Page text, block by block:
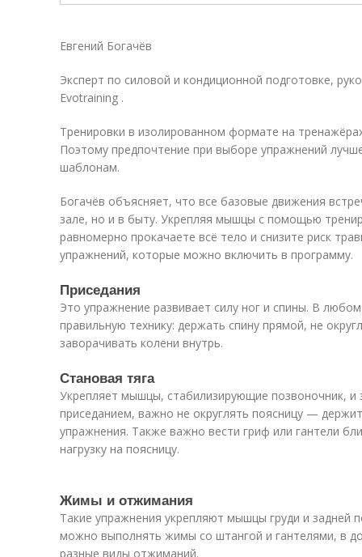
Евгений Богачёв
Эксперт по силовой и кондиционной подготовке,
Evotraining .
Тренировки в изолированном формате на
Поэтому предпочтение при выборе упражнений
шаблонам.
Богачёв объясняет, что все базовые движения
зале, но и в быту. Укрепляя мышцы с помощью
равномерно прокачаете всё тело и снизите риск
упражнений, которые можно включить в программу.
Приседания
Это упражнение развивает силу ног и спины. В
правильную технику: держать спину прямой, не
заворачивать колени внутрь.
Становая тяга
Укрепляет мышцы, стабилизирующие позвоночник, и
приседанием, важно не округлять поясницу —
упражнения. Также важно вести гриф или гантели
нагрузку на поясницу.
Жимы и отжимания
Такие упражнения укрепляют мышцы груди и задней
можно выполнять жимы со штангой и гантелями, в
разные виды отжиманий.